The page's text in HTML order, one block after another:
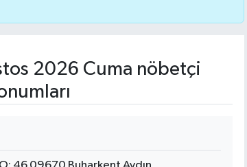
2026 Cuma nöbetçi